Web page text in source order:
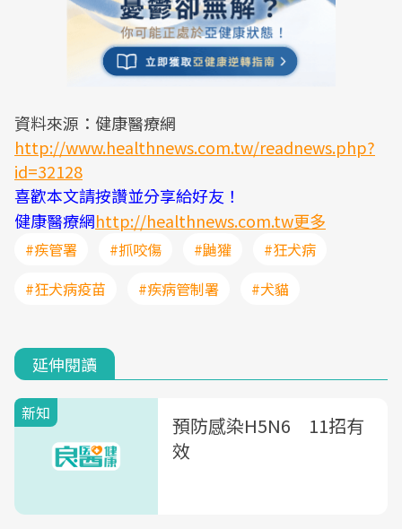
資料來源：健康醫療網
http://www.healthnews.com.tw/readnews.php?
id=32128
喜歡本文請按讚並分享給好友！
健康醫療網http://healthnews.com.tw更多
#疾管署 #抓咬傷 #鼬獾
#狂犬病
#狂犬病疫苗
#疾病管制署 #犬貓
延伸閱讀
新知
預防感染H5N6 11招有
效